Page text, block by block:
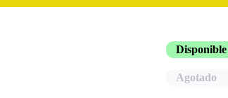
Disponible
Agotado